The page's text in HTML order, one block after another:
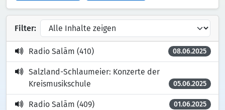
Filter:
Radio Salām (410) 08.06.2025
Salzland-Schlaumeier: Konzerte der
Kreismusikschule
05.06.2025
Radio Salām (409) 01.06.2025